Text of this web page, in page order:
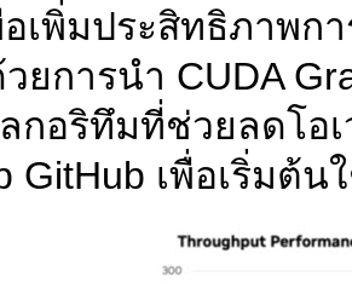
อเพิ่มประสิทธิภาพก
ยการนำ CUDA
กอริทึมที่ช่วยลดโอ
GitHub เพื่อเริ่มต้น